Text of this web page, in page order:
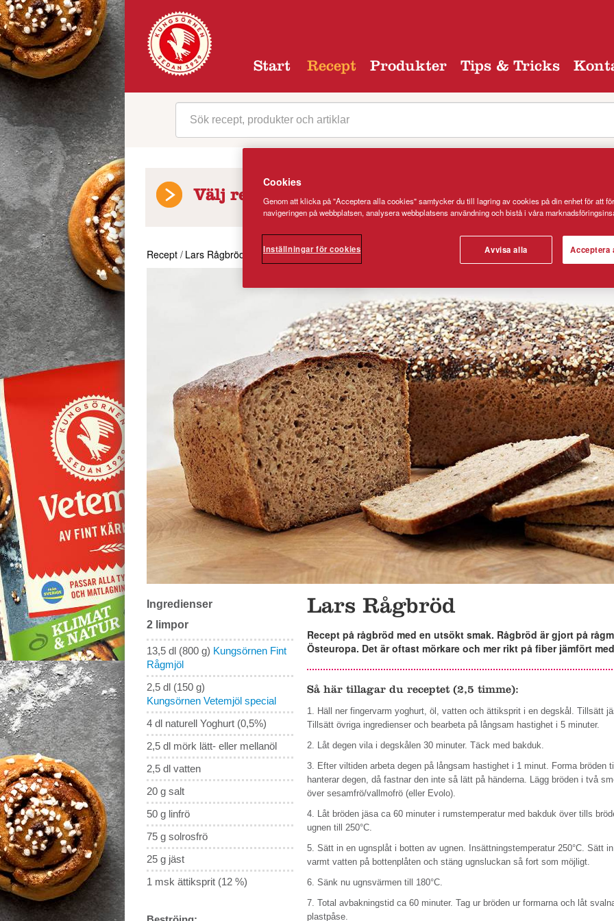
Start Recept Produkter Tips & Tricks
Välj receptkategori
Recept / Lars Rågbröd
Ingredienser
2 limpor
13,5 dl (800 g) Kungsörnen Fint
Rågmjöl
2,5 dl (150 g)
Kungsörnen Vetemjöl special
4 dl naturell Yoghurt (0,5%)
2,5 dl mörk lätt- eller mellanöl
2,5 dl vatten
20 g salt
50 g linfrö
75 g solrosfrö
25 g jäst
1 msk ättiksprit (12 %)
Lars Rågbröd
Recept på rågbröd med en utsökt smak. Rågbröd är gjort på
Östeuropa. Det är oftast mörkare och mer rikt på fiber jämfört
Så här tillagar du receptet (2,5 timme):
1. Häll ner fingervarm yoghurt, öl, vatten och ättiksprit i en degskål. Tillsätt
Tillsätt övriga ingredienser och bearbeta på långsam hastighet i 5 minuter.
2. Låt degen vila i degskålen 30 minuter. Täck med bakduk.
3. Efter viltiden arbeta degen på långsam hastighet i 1 minut. Forma bröden
hanterar degen, då fastnar den inte så lätt på händerna. Lägg bröden i två
över sesamfrö/vallmofrö (eller Evolo).
4. Låt bröden jäsa ca 60 minuter i rumstemperatur med bakduk över tills
ugnen till 250°C.
5. Sätt in en ugnsplåt i botten av ugnen. Insättningstemperatur 250°C. Sätt
varmt vatten på bottenplåten och stäng ugnsluckan så fort som möjligt.
6. Sänk nu ugnsvärmen till 180°C.
7. Total avbakningstid ca 60 minuter. Tag ur bröden ur formarna och låt
plastpåse.
Cookies
Genom att klicka på "Acceptera alla cookies" samtycker du till lagring av cookies på din enhet för att
navigeringen på webbplatsen, analysera webbplatsens användning och bistå i våra
Inställningar för cookies Avvisa alla Acceptera